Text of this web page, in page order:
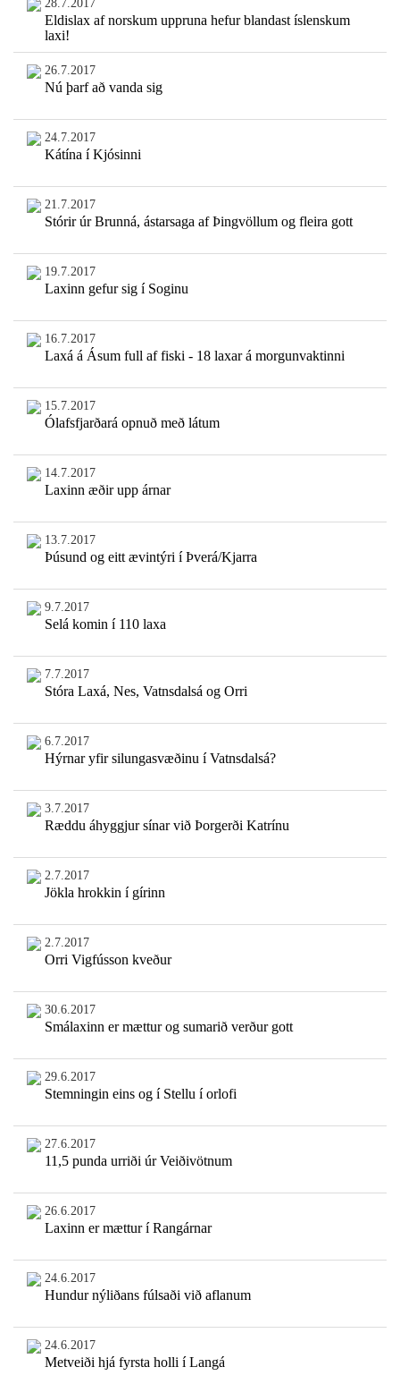
28.7.2017
Eldislax af norskum uppruna hefur blandast íslenskum
laxi!
26.7.2017
Nú þarf að vanda sig
24.7.2017
Kátína í Kjósinni
21.7.2017
Stórir úr Brunná, ástarsaga af Þingvöllum og fleira gott
19.7.2017
Laxinn gefur sig í Soginu
16.7.2017
Laxá á Ásum full af fiski - 18 laxar á morgunvaktinni
15.7.2017
Ólafsfjarðará opnuð með látum
14.7.2017
Laxinn æðir upp árnar
13.7.2017
Þúsund og eitt ævintýri í Þverá/Kjarra
9.7.2017
Selá komin í 110 laxa
7.7.2017
Stóra Laxá, Nes, Vatnsdalsá og Orri
6.7.2017
Hýrnar yfir silungasvæðinu í Vatnsdalsá?
3.7.2017
Ræddu áhyggjur sínar við Þorgerði Katrínu
2.7.2017
Jökla hrokkin í gírinn
2.7.2017
Orri Vigfússon kveður
30.6.2017
Smálaxinn er mættur og sumarið verður gott
29.6.2017
Stemningin eins og í Stellu í orlofi
27.6.2017
11,5 punda urriði úr Veiðivötnum
26.6.2017
Laxinn er mættur í Rangárnar
24.6.2017
Hundur nýliðans fúlsaði við aflanum
24.6.2017
Metveiði hjá fyrsta holli í Langá